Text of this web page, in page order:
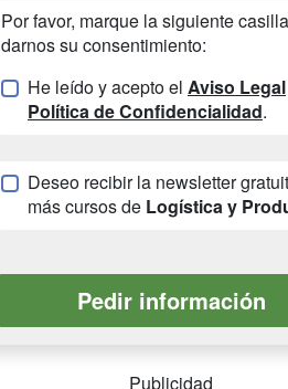
Por favor, marque la siguiente
darnos su consentimiento:
He leído y acepto el Aviso Legal
Política de Confidencialidad.
Deseo recibir la newsletter
más cursos de Logística y
Publicidad